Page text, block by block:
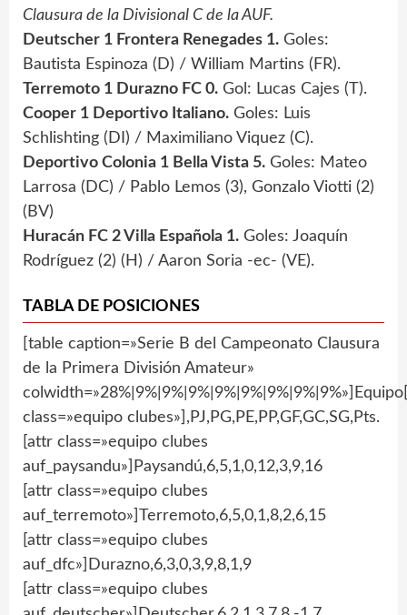
Clausura de la Divisional C de la AUF.
Deutscher 1 Frontera Renegades 1. Goles:
Bautista Espinoza (D) / William Martins (FR).
Terremoto 1 Durazno FC 0. Gol: Lucas Cajes (T).
Cooper 1 Deportivo Italiano. Goles: Luis
Schlishting (DI) / Maximiliano Viquez (C).
Deportivo Colonia 1 Bella Vista 5. Goles: Mateo
Larrosa (DC) / Pablo Lemos (3), Gonzalo Viotti (2)
(BV)
Huracán FC 2 Villa Española 1. Goles: Joaquín
Rodríguez (2) (H) / Aaron Soria -ec- (VE).
TABLA DE POSICIONES
[table caption=»Serie B del Campeonato Clausura
de la Primera División Amateur»
class=»equipo clubes»],PJ,PG,PE,PP,GF,GC,SG,Pts.
[attr class=»equipo clubes
auf_paysandu»]Paysandú,6,5,1,0,12,3,9,16
[attr class=»equipo clubes
auf_terremoto»]Terremoto,6,5,0,1,8,2,6,15
[attr class=»equipo clubes
auf_dfc»]Durazno,6,3,0,3,9,8,1,9
[attr class=»equipo clubes